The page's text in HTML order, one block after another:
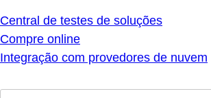
Central de testes de soluções
Compre online
Integração com provedores de nuvem